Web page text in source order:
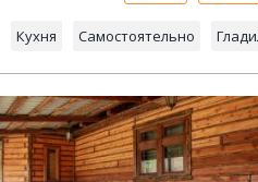
Кухня Самостоятельно